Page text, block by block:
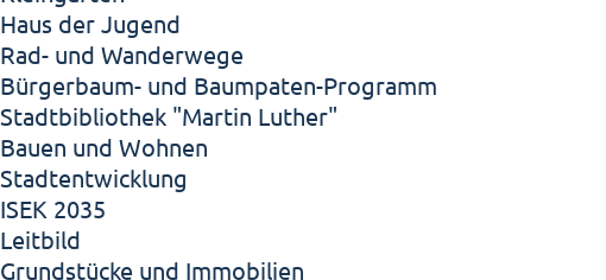
Haus der Jugend
Rad- und Wanderwege
Bürgerbaum- und Baumpaten-Programm
Stadtbibliothek "Martin Luther"
Bauen und Wohnen
Stadtentwicklung
ISEK 2035
Leitbild
Grundstücke und Immobilien